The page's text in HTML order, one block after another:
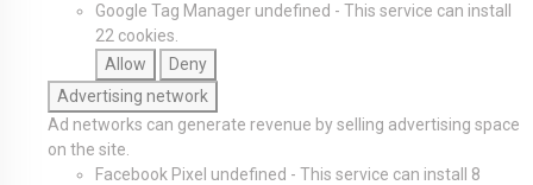
Google Tag Manager undefined - This service can install
22 cookies.
Allow
Deny
Advertising network
Ad networks can generate revenue by selling advertising space
on the site.
Facebook Pixel undefined - This service can install 8